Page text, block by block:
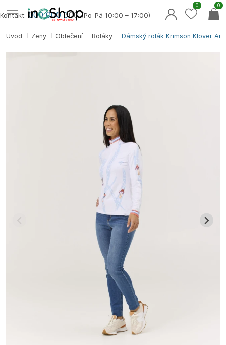
Úvod Ženy Oblečení Roláky Dámský rolák Krimson Klover
Kontakt: 000 000 000(Po-Pá 10:00 – 17:00)
0
0